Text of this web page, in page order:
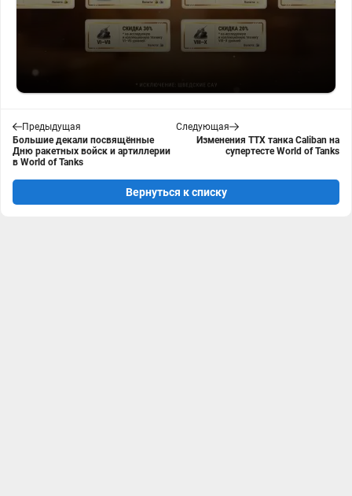
Предыдущая
Большие декали посвящённые
Дню ракетных войск и артиллерии
в World of Tanks
Следующая
Изменения ТТХ танка Caliban на
супертесте World of Tanks
Вернуться к списку